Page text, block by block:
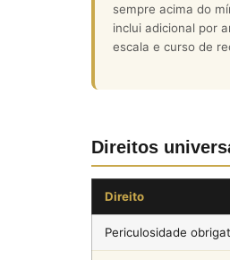
sempre acima do
inclui adicional por
escala e curso de
Direitos
Direito
Periculosidade